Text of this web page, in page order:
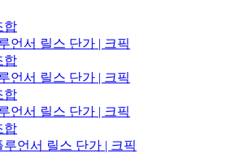
합
언서 릴스 단가 | 크픽
합
언서 릴스 단가 | 크픽
합
언서 릴스 단가 | 크픽
합
언서 릴스 단가 | 크픽